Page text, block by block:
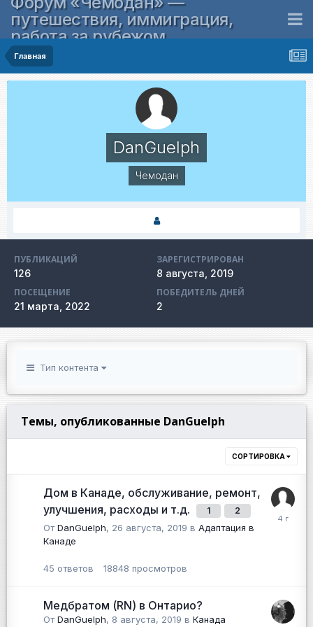
путешествия, иммиграция,
работа за рубежом
Главная
DanGuelph
Чемодан
ПУБЛИКАЦИЙ
126
ЗАРЕГИСТРИРОВАН
8 августа, 2019
ПОСЕЩЕНИЕ
21 марта, 2022
ПОБЕДИТЕЛЬ ДНЕЙ
2
Тип контента
Темы, опубликованные DanGuelph
СОРТИРОВКА
Дом в Канаде, обслуживание, ремонт,
улучшения, расходы и т.д.
1 2
ОтDanGuelph, 26 августа, 2019 в Адаптация в
Канаде
45 ответов 18848 просмотров
Медбратом (RN) в Онтарио?
ОтDanGuelph, 8 августа, 2019 в Канада